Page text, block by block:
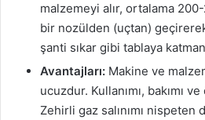
malzemeyi alır, ortalama 200-
bir nozülden (uçtan)
şanti sıkar gibi tablaya
Avantajları: Makine ve
ucuzdur. Kullanımı, bakımı
Zehirli gaz salınımı nispeten